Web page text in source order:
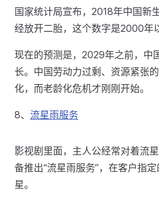
国家统计局宣布，2018年中国新
经放开二胎，这个数字是2000年
现在的预测是，2029年之前，中
长。中国劳动力过剩、资源紧张
化，而老龄化危机才刚刚开始。
8、 流星雨服务
影视剧里面，主人公经常对着流
备推出“流星雨服务”，在客户指
星。